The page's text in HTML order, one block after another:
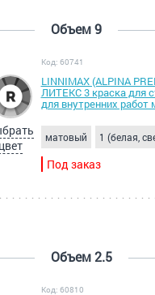
Объем 9
цвет
Код: 60741
LINNIMAX (ALPINA
ЛИТЕКС 3 краска для
для внутренних работ
матовый 1 (белая,
Под заказ
Объем 2.5
Код: 60810